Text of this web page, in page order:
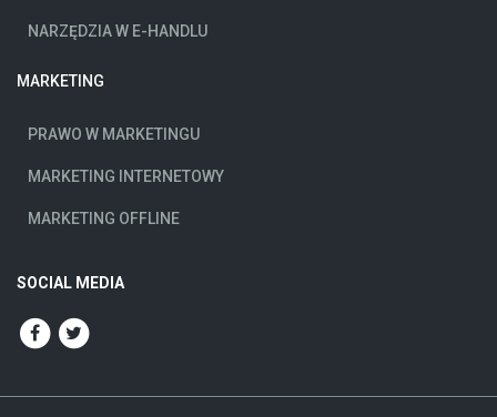
NARZĘDZIA W E-HANDLU
MARKETING
PRAWO W MARKETINGU
MARKETING INTERNETOWY
MARKETING OFFLINE
SOCIAL MEDIA